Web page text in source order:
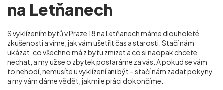
na Letňanech
Svyklízením bytův Praze 18 na Letňanech máme dlouholeté
zkušenosti a víme, jak vám ušetřit čas a starosti. Stačí nám
ukázat, co všechno má z bytu zmizet a co si naopak chcete
nechat, a my už se o zbytek postaráme za vás. A pokud se vám
to nehodí, nemusíte u vyklízení ani být – stačí nám zadat pokyny
a my vám dáme vědět, jakmile práci dokončíme.